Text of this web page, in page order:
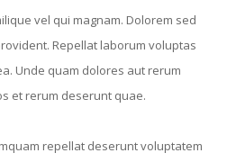
vel qui magnam. Dolorem sed
Repellat laborum voluptas
Unde quam dolores aut rerum
et rerum deserunt quae.
repellat deserunt voluptatem